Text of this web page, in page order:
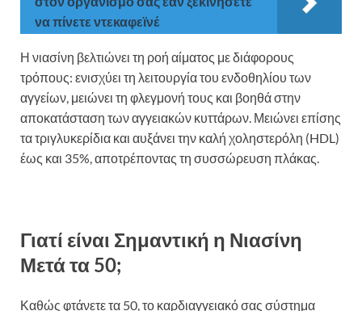
να πίνετε ντεκαφεϊνέ
Η νιασίνη βελτιώνει τη ροή αίματος με διάφορους
τρόπους: ενισχύει τη λειτουργία του ενδοθηλίου των
αγγείων, μειώνει τη φλεγμονή τους και βοηθά στην
αποκατάσταση των αγγειακών κυττάρων. Μειώνει επίσης
τα τριγλυκερίδια και αυξάνει την καλή χοληστερόλη (HDL)
έως και 35%, αποτρέποντας τη συσσώρευση πλάκας.
Γιατί είναι Σημαντική η Νιασίνη
Μετά τα 50;
Καθώς φτάνετε τα 50, το καρδιαγγειακό σας σύστημα